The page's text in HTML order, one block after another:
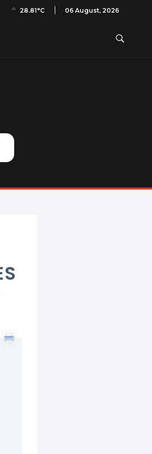
2016 06 August, 2026
28.81°C